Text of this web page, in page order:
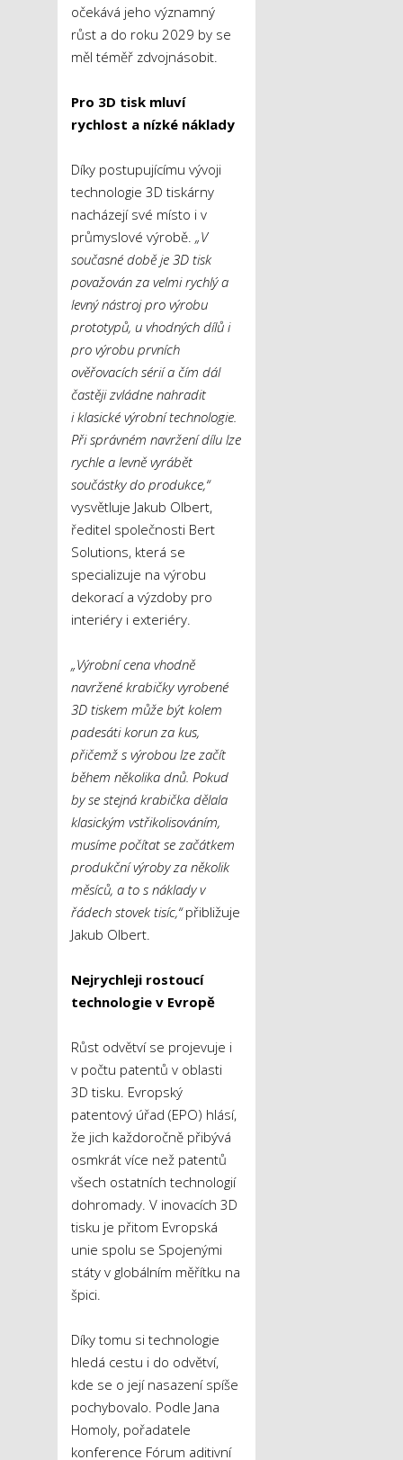
očekává jeho významný
růst a do roku 2029 by se
měl téměř zdvojnásobit.
Pro 3D tisk mluví
rychlost a nízké náklady
Díky postupujícímu vývoji
technologie 3D tiskárny
nacházejí své místo i v
průmyslové výrobě. „V
současné době je 3D tisk
považován za velmi rychlý a
levný nástroj pro výrobu
prototypů, u vhodných dílů i
pro výrobu prvních
ověřovacích sérií a čím dál
častěji zvládne nahradit
i klasické výrobní technologie.
Při správném navržení dílu lze
rychle a levně vyrábět
součástky do produkce,“
vysvětluje Jakub Olbert,
ředitel společnosti Bert
Solutions, která se
specializuje na výrobu
dekorací a výzdoby pro
interiéry i exteriéry.
„Výrobní cena vhodně
navržené krabičky vyrobené
3D tiskem může být kolem
padesáti korun za kus,
přičemž s výrobou lze začít
během několika dnů. Pokud
by se stejná krabička dělala
klasickým vstřikolisováním,
musíme počítat se začátkem
produkční výroby za několik
měsíců, a to s náklady v
řádech stovek tisíc,“přibližuje
Jakub Olbert.
Nejrychleji rostoucí
technologie v Evropě
Růst odvětví se projevuje i
v počtu patentů v oblasti
3D tisku. Evropský
patentový úřad (EPO) hlásí,
že jich každoročně přibývá
osmkrát více než patentů
všech ostatních technologií
dohromady. V inovacích 3D
tisku je přitom Evropská
unie spolu se Spojenými
státy v globálním měřítku na
špici.
Díky tomu si technologie
hledá cestu i do odvětví,
kde se o její nasazení spíše
pochybovalo. Podle Jana
Homoly, pořadatele
konference Fórum aditivní